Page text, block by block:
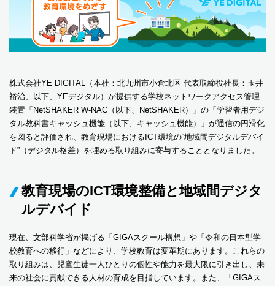
株式会社YE DIGITAL（本社：北九州市小倉北区 代表取締役社長：玉井
裕治、以下、YEデジタル）が提供する学校ネットワークアクセス管理
装置「NetSHAKER W-NAC（以下、NetSHAKER）」の「学習者用デジ
タル教科書キャッシュ機能（以下、キャッシュ機能）」が通信の円滑化
を図ると評価され、教育現場におけるICT環境の“地域間デジタルデバイ
ド”（デジタル格差）を埋める取り組みに寄与することとなりました。
教育現場のICT環境整備と地域間デジタ
ルデバイド
現在、文部科学省が掲げる「GIGAスクール構想」や「令和の日本型学
校教育への移行」などにより、学校教育は変革期にあります。これらの
取り組みは、児童生徒一人ひとりの個性や能力を最大限に引き出し、未
来の社会に貢献できる人材の育成を目指しています。また、「GIGAス